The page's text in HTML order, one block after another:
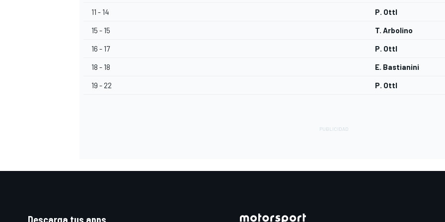
11 - 14 P. Ottl
15 - 15 T. Arbolino
16 - 17 P. Ottl
18 - 18 E. Bastianini
19 - 22 P. Ottl
Descarga tus apps